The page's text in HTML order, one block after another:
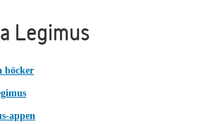
Legimus
böcker
appen